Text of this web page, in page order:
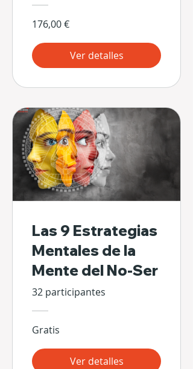
176,00 €
Ver detalles
Las 9 Estrategias
Mentales de la
Mente del No-Ser
32 participantes
Gratis
Ver detalles